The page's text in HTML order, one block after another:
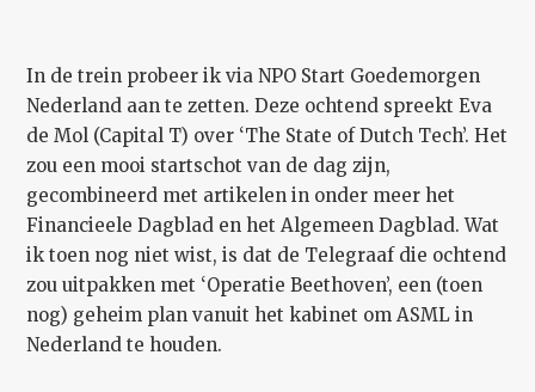
In de trein probeer ik via NPO Start Goedemorgen
Nederland aan te zetten. Deze ochtend spreekt Eva
de Mol (Capital T) over ‘The State of Dutch Tech’. Het
zou een mooi startschot van de dag zijn,
gecombineerd met artikelen in onder meer het
Financieele Dagblad en het Algemeen Dagblad. Wat
ik toen nog niet wist, is dat de Telegraaf die ochtend
zou uitpakken met ‘Operatie Beethoven’, een (toen
nog) geheim plan vanuit het kabinet om ASML in
Nederland te houden.